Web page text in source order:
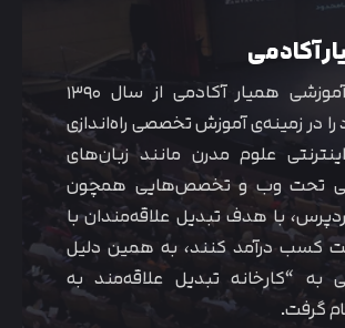
آکادمی
موسسه‌ی آموزشی همیار آکادمی از سال ۱۳۹۰
در زمینه‌ی آموزش تخصصی راه‌اندازی
علوم مدرن مانند زبان‌های
تحت وب و تخصص‌هایی همچون
با هدف تبدیل علاقه‌مندان با
کسب درآمد کنند، به همین دلیل
به “کارخانه تبدیل علاقه‌مند به
گرفت.
متوجه شدم